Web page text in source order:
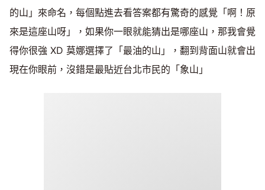
的山」來命名，每個點進去看答案都有驚奇的感覺「啊！原
來是這座山呀」，如果你一眼就能猜出是哪座山，那我會覺
得你很強 XD 莫娜選擇了「最油的山」，翻到背面山就會出
現在你眼前，沒錯是最貼近台北市民的「象山」